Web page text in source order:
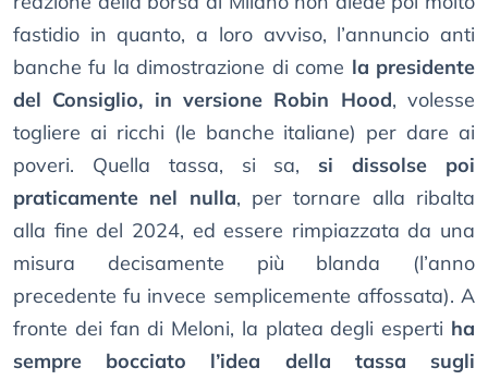
fastidio in quanto, a loro avviso, l’annuncio anti
banche fu la dimostrazione di come la presidente
del Consiglio, in versione Robin Hood, volesse
togliere ai ricchi (le banche italiane) per dare ai
poveri. Quella tassa, si sa, si dissolse poi
praticamente nel nulla, per tornare alla ribalta
alla fine del 2024, ed essere rimpiazzata da una
misura decisamente più blanda (l’anno
precedente fu invece semplicemente affossata). A
fronte dei fan di Meloni, la platea degli esperti ha
sempre bocciato l’idea della tassa sugli